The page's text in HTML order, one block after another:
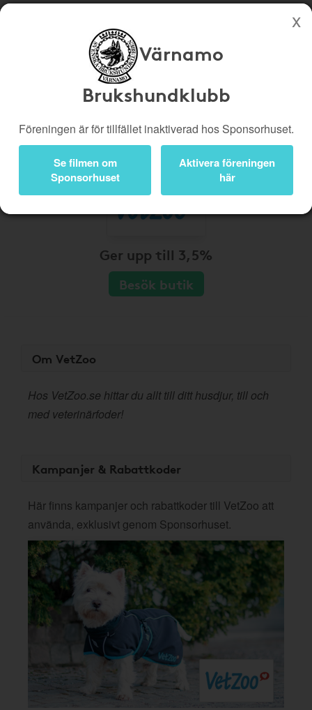
Köp genom denna sida stöttar Värnamo Brukshundklubb
Bli medlem
Logga in
Värnamo
Brukshundklubb
Föreningen är för tillfället inaktiverad hos Sponsorhuset.
Se filmen om
Sponsorhuset
Aktivera föreningen
här
Ger upp till 3,5%
Besök butik
Om VetZoo
Hos VetZoo.se hittar du allt till ditt husdjur, till och
med veterinärfoder!
Kampanjer & Rabattkoder
Här finns kampanjer och rabattkoder till VetZoo att
använda, exklusivt genom Sponsorhuset.